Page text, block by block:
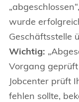
wurde
Geschäftsstelle
Wichtig:
Vorgang
Jobcenter prüft
fehlen sollte,